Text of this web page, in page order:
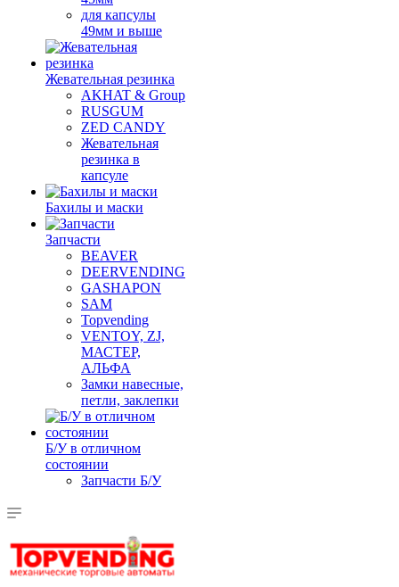
для капсулы
49мм и выше
Жевательная резинка
AKHAT & Group
RUSGUM
ZED CANDY
Жевательная
резинка в
капсуле
Бахилы и маски
Запчасти
BEAVER
DEERVENDING
GASHAPON
SAM
Topvending
VENTOY, ZJ,
МАСТЕР,
АЛЬФА
Замки навесные,
петли, заклепки
Б/У в отличном
состоянии
Запчасти Б/У